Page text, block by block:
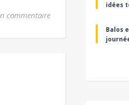
commentaire
idées
Balos